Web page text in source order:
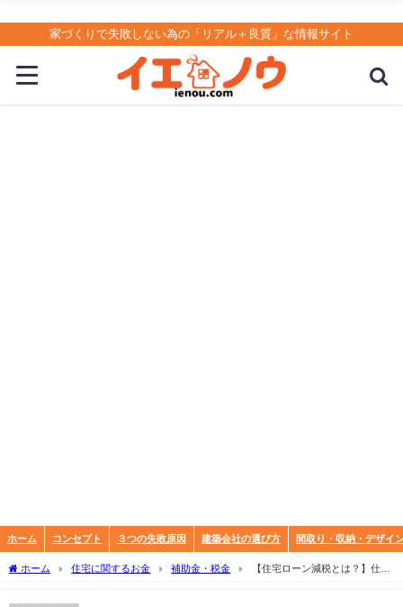
家づくりで失敗しない為の「リアル＋良質」な情報サイト
ホーム コンセプト ３つの失敗原因 建築会社の選び方 間取り・収納・デザイ
ホーム 住宅に関するお金 補助金・税金
【住宅ローン減税とは？】仕組